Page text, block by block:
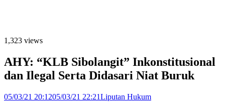
1,323 views
AHY: “KLB Sibolangit” Inkonstitusional
dan Ilegal Serta Didasari Niat Buruk
05/03/21 20:1205/03/21 22:21Liputan Hukum